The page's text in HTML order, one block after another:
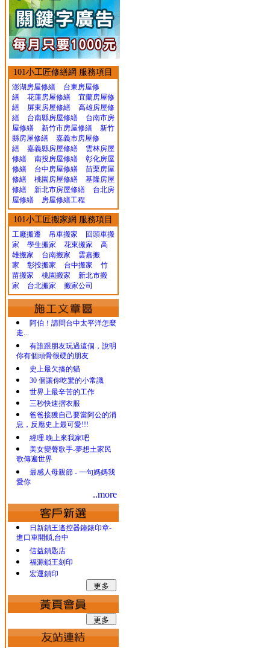
101小工匠修繕網 服務項目
澎湖房屋修繕
台東房屋修
繕
花蓮房屋修繕
宜蘭房屋修
繕
屏東房屋修繕
高雄房屋修
繕
台南縣房屋修繕
台南市房
屋修繕
新竹市房屋修繕
新竹
縣房屋修繕
嘉義市房屋修
繕
嘉義縣房屋修繕
雲林房屋
修繕
南投房屋修繕
彰化房屋
修繕
台中房屋修繕
苗栗房屋
修繕
桃園房屋修繕
基隆房屋
修繕
新北市房屋修繕
台北房
屋修繕
房屋修繕工程
101小工匠搬家網 服務項目
工廠搬遷 吊車搬家
回頭車搬
家
學生搬家 花東搬家
高
雄搬家
台南搬家
雲嘉搬
家
彰投搬家 台中搬家
竹
苗搬家
桃園搬家
新北市搬
家
台北搬家 搬家公司
阿伯！請問台中太平洋怎麼
走...
有誰跟朋友玩過這個，說明
你有個頭骨很硬的朋友
史上最欠揍的貓
30 個讓你吃驚的小常識
世界上最辛苦的工作
三秒快速摺衣服
爸爸接獲自己要當阿公的消
息，反應史上最可愛!!!
經理.晚上來我家吧
美女變聲歌手-夢想土家民
歌傳遍世界
最感人母親節 - 一句媽媽我
愛你
..more
日新鎖王遙控器鐘錶印章-
進口車開鎖,台中
信益鎖匙店
福源鎖王刻印
宏運鎖印